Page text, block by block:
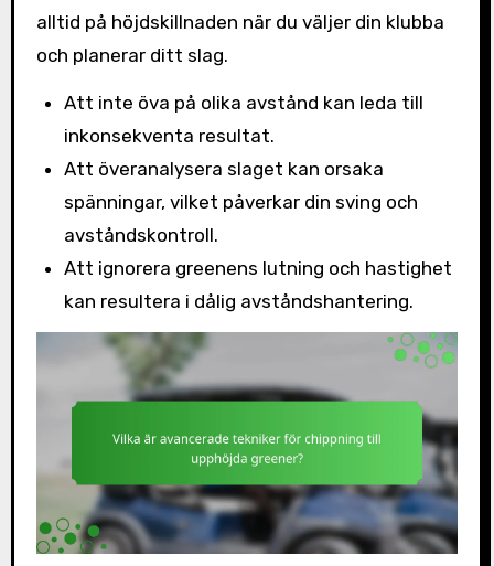
alltid på höjdskillnaden när du väljer din klubba
och planerar ditt slag.
Att inte öva på olika avstånd kan leda till
inkonsekventa resultat.
Att överanalysera slaget kan orsaka
spänningar, vilket påverkar din sving och
avståndskontroll.
Att ignorera greenens lutning och hastighet
kan resultera i dålig avståndshantering.